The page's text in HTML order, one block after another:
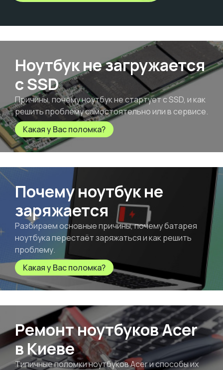
Ноутбук не загружается
с SSD
Причины, почему ноутбук не стартует с SSD, и как
решить проблему самостоятельно или в сервисе.
Какая у Вас поломка?
Почему ноутбук не
заряжается
Разбираем основные причины, почему батарея
ноутбука перестаёт заряжаться и как решить
проблему.
Какая у Вас поломка?
Ремонт ноутбуков Acer
в Киеве
Типичные поломки ноутбуков Acer и способы их